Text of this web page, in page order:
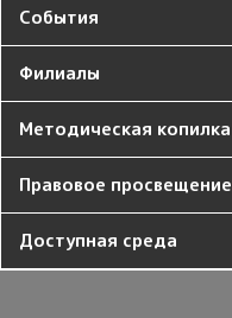
События
Филиалы
Методическая копилка
Правовое просвещение
Доступная среда